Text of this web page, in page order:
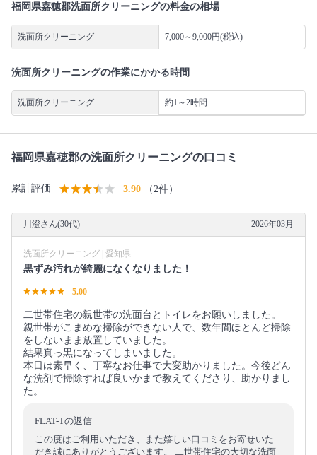
福岡県嘉穂郡洗面所クリーニングの料金の相場
洗面所クリーニング 7,000～9,000円(税込)
洗面所クリーニングの作業にかかる時間
洗面所クリーニング 約1～2時間
福岡県嘉穂郡の洗面所クリーニングの口コミ
累計評価 3.90 （2件）
川澄さん(30代) 2026年03月
洗面所クリーニング | 愛知県
黒ずみ汚れが綺麗になくなりました！
5.00
二世帯住宅の親世帯の洗面台とトイレをお願いしました。
親世帯がこまめな掃除ができない人で、数年間ほとんど掃除
をしないまま放置していました。
結果真っ黒になってしまいました。
本日は素早く、丁寧なお仕事で大変助かりました。今後どん
な洗剤で掃除すれば良いかまで教えてくださり、助かりまし
た。
FLAT-Tの返信
この度はご利用いただき、また嬉しい口コミをお寄せいた
だき誠にありがとうございます。 二世帯住宅の大切な洗面